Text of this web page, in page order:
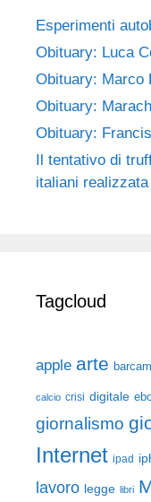
Esperimenti
Obituary: Luca
Obituary: Marco
Obituary:
Obituary:
Il tentativo di
italiani
Tagcloud
apple arte
calcio crisi digitale
giornalismo
Internet ipad
lavoro legge libri